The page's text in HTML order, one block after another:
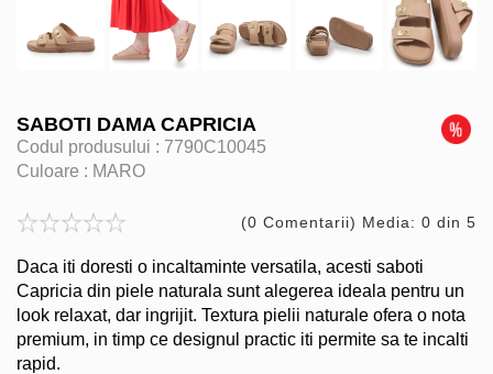
SABOTI DAMA CAPRICIA
Codul produsului : 7790C10045
Culoare : MARO
(0 Comentarii) Media: 0 din 5
Daca iti doresti o incaltaminte versatila, acesti saboti
Capricia din piele naturala sunt alegerea ideala pentru un
look relaxat, dar ingrijit. Textura pielii naturale ofera o nota
premium, in timp ce designul practic iti permite sa te incalti
rapid.